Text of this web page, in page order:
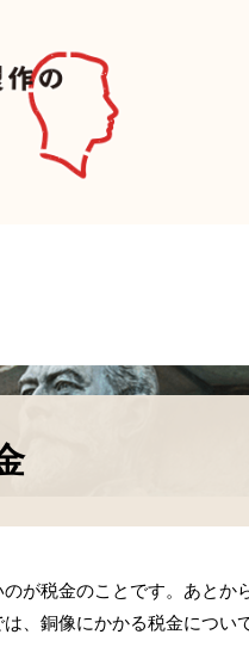
が税金のことです。あとか
、銅像にかかる税金につい